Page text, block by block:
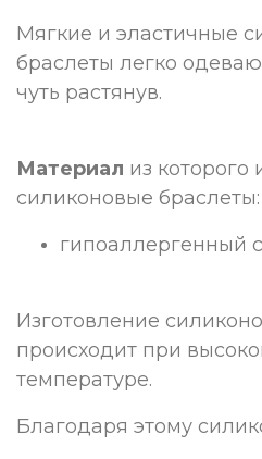
Мягкие и эластичные
браслеты легко
чуть растянув.
Материал из которого
силиконовые браслеты:
гипоаллергенный
Изготовление
происходит при
температуре.
Благодаря этому